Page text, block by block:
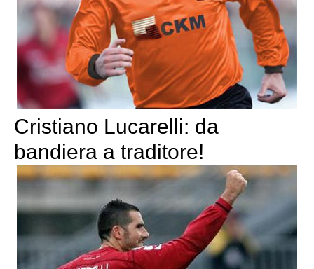
Cristiano Lucarelli: da
bandiera a traditore!